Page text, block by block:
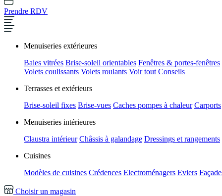
Prendre RDV
Menuiseries extérieures
Baies vitrées Brise-soleil orientables Fenêtres & portes-fenêtres
Volets coulissants Volets roulants Voir tout Conseils
Terrasses et extérieurs
Brise-soleil fixes Brise-vues Caches pompes à chaleur Carports
Menuiseries intérieures
Claustra intérieur Châssis à galandage Dressings et rangements
Cuisines
Modèles de cuisines Crédences Electroménagers Eviers
Choisir un magasin